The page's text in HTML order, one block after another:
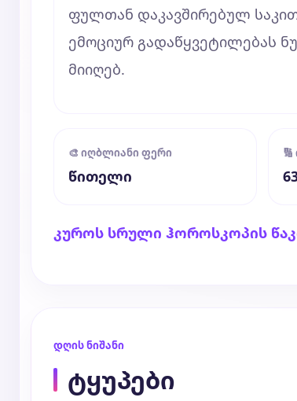
ფულთან დაკავშირებულ
ემოციურ გადაწყვეტილებას ნუ
მიიღებ.
🎨 იღბლიანი ფერი
წითელი
კუროს სრული ჰოროსკოპის
დღის ნიშანი
ტყუპები